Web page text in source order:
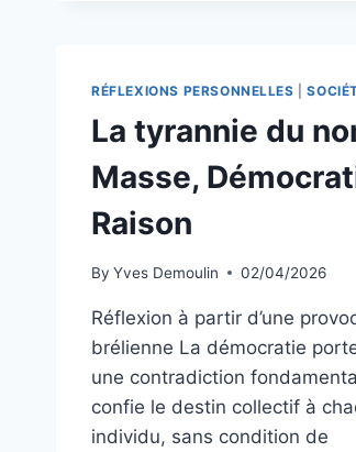
COMMENT
SE
AU
RÉFLEXIONS PERSONNELLES |
La tyrannie du
Masse,
Raison
By Yves Demoulin 02/04/2026
Réflexion à partir d’une
brélienne La démocratie
une contradiction
confie le destin collectif à
individu, sans condition de